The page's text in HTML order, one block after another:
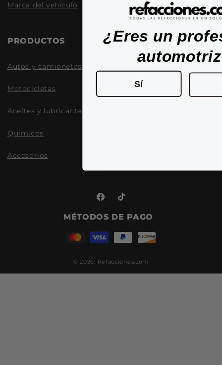
Marca del vehículo
PRODUCTOS
Autos y camionetas
Motocicletas
Aceites y lubricantes
Quimicos
Accesorios
FacebookTikTok
MÉTODOS DE PAGO
© 2026, Refacciones.com
¿Eres un
Sí